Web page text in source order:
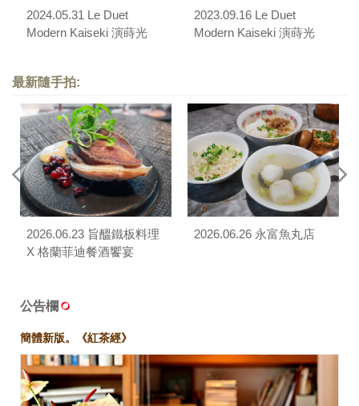
2024.05.31 Le Duet
Modern Kaiseki 演蒔光
2023.09.16 Le Duet
Modern Kaiseki 演蒔光
最新隨手拍:
2026.06.23 旨醞鐵板料理
X 格蘭菲迪餐酒饗宴
2026.06.26 永富魚丸店
公告欄
簡體新版。《紅茶經》